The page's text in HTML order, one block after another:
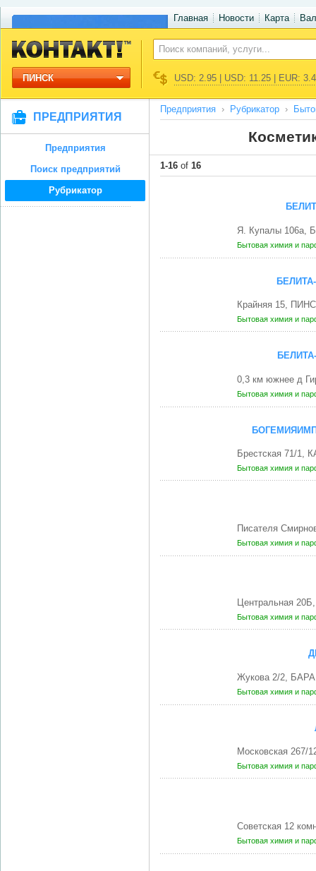
Главная Новости Карта
ПИНСК USD: 2.95 | USD: 11.25 | EUR:
ПРЕДПРИЯТИЯ
Предприятия
Поиск предприятий
Рубрикатор
Предприятия Рубрикатор
1-16 of 16
Я. Купалы 106а,
Бытовая химия и
Крайняя 15,
Бытовая химия и
0,3 км южнее д
Бытовая химия и
Брестская 71/1,
Бытовая химия и
Писателя
Бытовая химия и
Центральная
Бытовая химия и
Жукова 2/2,
Бытовая химия и
Московская 267/
Бытовая химия и
Советская 12
Бытовая химия и